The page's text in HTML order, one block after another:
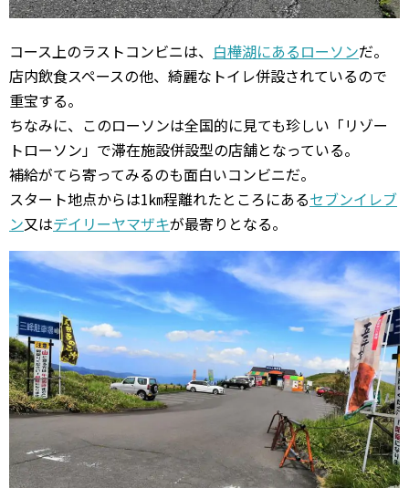
コース上のラストコンビニは、 白樺湖にあるローソンだ。
店内飲食スペースの他、綺麗なトイレ併設されているので
重宝する。
ちなみに、このローソンは全国的に見ても珍しい「リゾー
トローソン」で滞在施設併設型の店舗となっている。
補給がてら寄ってみるのも面白いコンビニだ。
スタート地点からは1㎞程離れたところにあるセブンイレブ
ン又はデイリーヤマザキが最寄りとなる。